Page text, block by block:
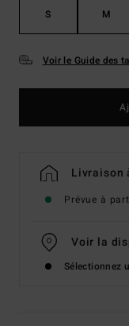
S M
Voir le Guide des
Livraison
Prévue à
Voir la
Sélectionnez